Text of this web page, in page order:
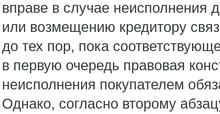
вправе в случае неисполнения
или возмещению кредитору
до тех пор, пока
в первую очередь правовая
неисполнения покупателем
Однако, согласно второму